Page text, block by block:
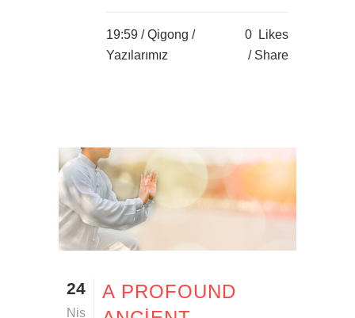
19:59 /Qigong /
Yazılarımız
0
Likes
Share
24
Nis
A PROFOUND